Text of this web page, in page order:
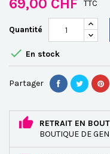
69,00 CHF TTC
Quantité
 En stock
Partager
RETRAIT EN
BOUTIQUE DE